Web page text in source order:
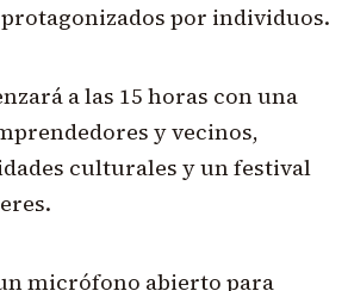
por individuos.
a las 15 horas con una
y vecinos,
culturales y un festival
micrófono abierto para